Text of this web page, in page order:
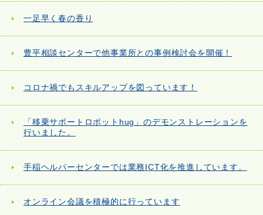
一足早く春の香り
豊平相談センターで他事業所との事例検討会を開催！
コロナ禍でもスキルアップを図っています！
「移乗サポートロボットhug」のデモンストレーションを
行いました。
手稲ヘルパーセンターでは業務ICT化を推進しています。
オンライン会議を積極的に行っています